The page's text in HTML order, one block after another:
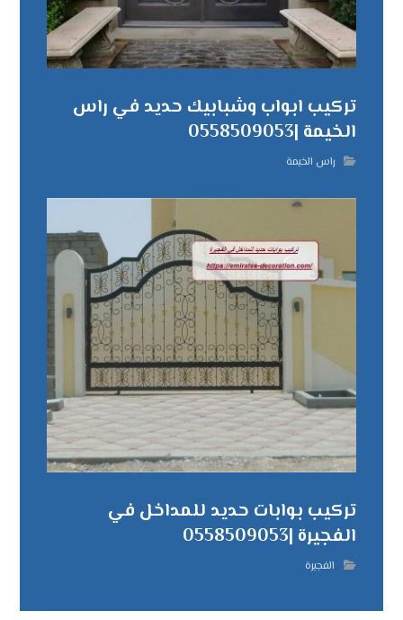
تركيب ابواب وشبابيك حديد في راس
الخيمة |0558509053
راس الخيمة
تركيب بوابات حديد للمداخل في
الفجيرة |0558509053
الفجيرة